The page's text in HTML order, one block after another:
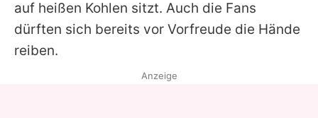
auf heißen Kohlen sitzt. Auch die Fans
dürften sich bereits vor Vorfreude die Hände
reiben.
Anzeige